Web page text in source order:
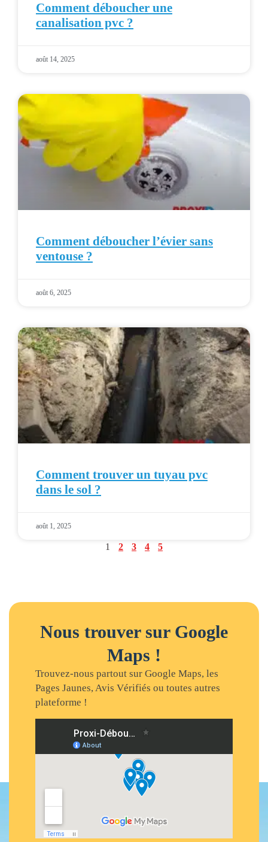
Comment déboucher une
canalisation pvc ?
août 14, 2025
Comment déboucher l’évier sans
ventouse ?
août 6, 2025
Comment trouver un tuyau pvc
dans le sol ?
août 1, 2025
1 2 3 4 5
Nous trouver sur Google
Maps !
Trouvez-nous partout sur Google Maps, les
Pages Jaunes, Avis Vérifiés ou toutes autres
plateforme !